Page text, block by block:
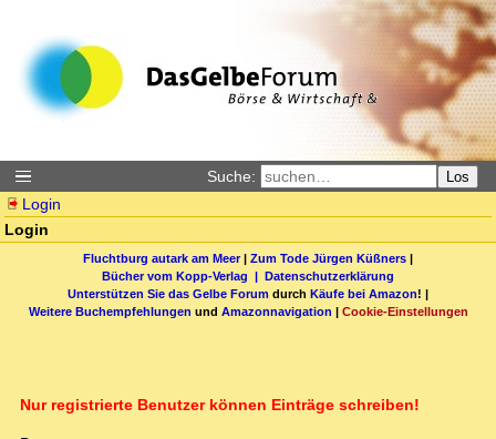
Suche: Los
Login
Login
Fluchtburg autark am Meer| Zum Tode Jürgen Küßners |
Bücher vom Kopp-Verlag | Datenschutzerklärung
Unterstützen Sie das Gelbe Forum durch Käufe bei Amazon! |
Weitere Buchempfehlungen und Amazonnavigation | Cookie-Einstellungen
Nur registrierte Benutzer können Einträge schreiben!